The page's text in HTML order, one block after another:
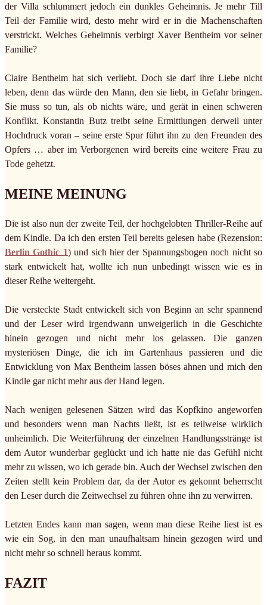
der Villa schlummert jedoch ein dunkles Geheimnis. Je mehr Till
Teil der Familie wird, desto mehr wird er in die Machenschaften
verstrickt. Welches Geheimnis verbirgt Xaver Bentheim vor seiner
Familie?
Claire Bentheim hat sich verliebt. Doch sie darf ihre Liebe nicht
leben, denn das würde den Mann, den sie liebt, in Gefahr bringen.
Sie muss so tun, als ob nichts wäre, und gerät in einen schweren
Konflikt. Konstantin Butz treibt seine Ermittlungen derweil unter
Hochdruck voran – seine erste Spur führt ihn zu den Freunden des
Opfers … aber im Verborgenen wird bereits eine weitere Frau zu
Tode gehetzt.
MEINE MEINUNG
Die ist also nun der zweite Teil, der hochgelobten Thriller-Reihe auf
dem Kindle. Da ich den ersten Teil bereits gelesen habe (Rezension:
Berlin Gothic 1) und sich hier der Spannungsbogen noch nicht so
stark entwickelt hat, wollte ich nun unbedingt wissen wie es in
dieser Reihe weitergeht.
Die versteckte Stadt entwickelt sich von Beginn an sehr spannend
und der Leser wird irgendwann unweigerlich in die Geschichte
hinein gezogen und nicht mehr los gelassen. Die ganzen
mysteriösen Dinge, die ich im Gartenhaus passieren und die
Entwicklung von Max Bentheim lassen böses ahnen und mich den
Kindle gar nicht mehr aus der Hand legen.
Nach wenigen gelesenen Sätzen wird das Kopfkino angeworfen
und besonders wenn man Nachts ließt, ist es teilweise wirklich
unheimlich. Die Weiterführung der einzelnen Handlungsstränge ist
dem Autor wunderbar geglückt und ich hatte nie das Gefühl nicht
mehr zu wissen, wo ich gerade bin. Auch der Wechsel zwischen den
Zeiten stellt kein Problem dar, da der Autor es gekonnt beherrscht
den Leser durch die Zeitwechsel zu führen ohne ihn zu verwirren.
Letzten Endes kann man sagen, wenn man diese Reihe liest ist es
wie ein Sog, in den man unaufhaltsam hinein gezogen wird und
nicht mehr so schnell heraus kommt.
FAZIT